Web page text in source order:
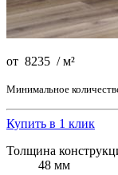
от 8235 /м²
Минимальное
Купить в 1 клик
Толщина
48 мм